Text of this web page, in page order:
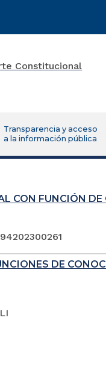
Transparencia y acceso
a la información pública
CON FUNCIÓN
DE